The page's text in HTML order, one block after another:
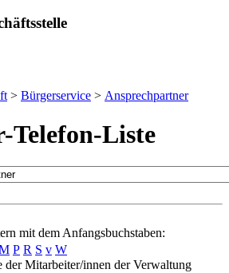
> Bürgerservice > Ansprechpartner
Liste
mit dem Anfangsbuchstaben:
P R S v W
der Mitarbeiter/innen der Verwaltung